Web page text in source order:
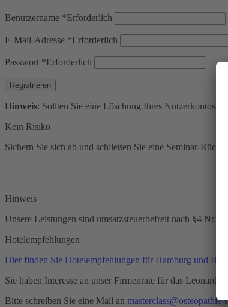
Benutzername *Erforderlich
E-Mail-Adresse *Erforderlich
Passwort *Erforderlich
Registrieren
Hinweis: Sollten Sie eine Löschung Ihres Nutzerkontos
Kein Risiko
Sichern Sie sich ab und schließen Sie eine Seminar-
Hinweis
Unsere Leistungen sind umsatzsteuerbefreit nach §4 Nr.
Hotelempfehlungen
Hier finden Sie Hotelempfehlungen für Hamburg und
Sie haben Interesse an unser Firmenrate für das Leonardo
Bitte schreiben Sie eine Mail an masterclass@osteopathie-